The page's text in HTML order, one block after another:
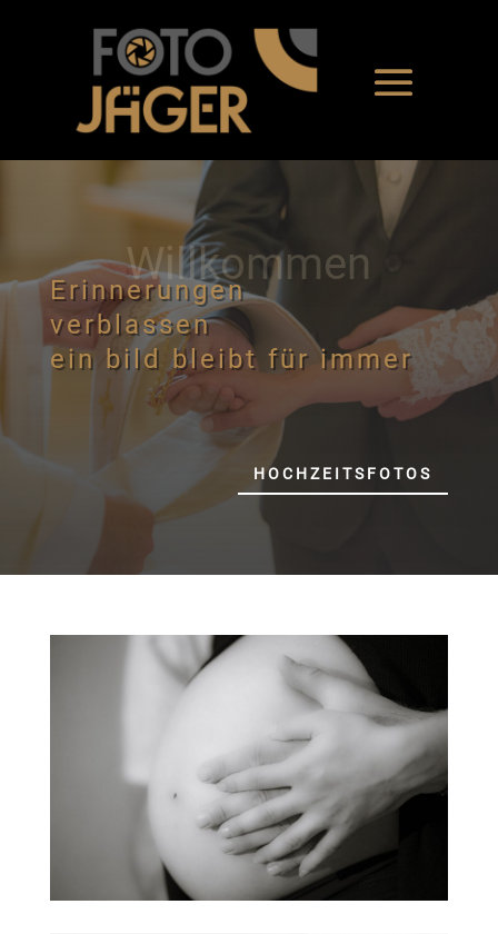
Willkommen
Erinnerungen
verblassen
ein bild bleibt für immer
HOCHZEITSFOTOS